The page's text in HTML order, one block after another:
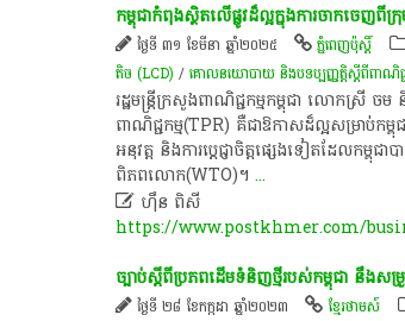
កម្ពុជា​កំពុងស្ថិតលើ​ផ្លូវដ៏ល្អ​ក្នុង​ការ​ចាក​ចេញ​ពី
ថ្ងៃទី ៣១ ខែមីនា ឆ្នាំ២០២៥ ភ្នំពេញប៉ុស្តិ៍
តិច (LCD) /គោលនយោបាយ និងបទប្បញ្ញត្តិស្តីពីពាណិជ្
រដ្ឋមន្ត្រីក្រសួងពាណិជ្ជកម្មកម្ពុជា​​ លោកស្រី
ពាណិជ្ជកម្ម​(TPR) គឺជាឱកាសដ៏ល្អសម្រាប់ក
អនុវត្ត និងការប្តេជ្ញាចិត្តផ្សេងទៀតដែលកម្ពុជា​
ពិភពលោក(WTO)។ ...
ហ៊ឹន ពិសី
https://www.postkhmer.com/
ច្បាប់​ស្តី​ពី​ប្រភព​ដើម​ទំនិញ​ថ្មី​របស់​កម្ពុជា​ នឹង​សម្
ថ្ងៃទី ២៨ ខែកក្កដា ឆ្នាំ២០២៣ ខ្មែរថាមស៍